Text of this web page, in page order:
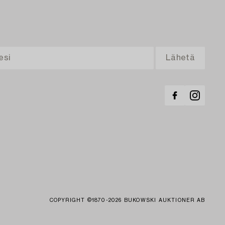
COPYRIGHT ©1870-2026 BUKOWSKI AUKTIONER AB